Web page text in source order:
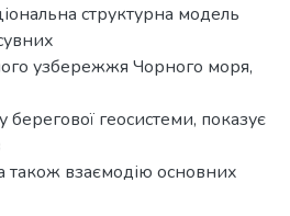
структурна модель
узбережжя Чорного моря,
берегової геосистеми, показує
також взаємодію основних